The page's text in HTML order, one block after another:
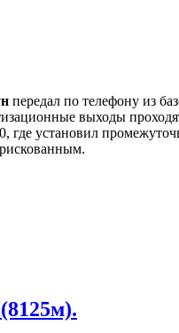
передал по телефону из
выходы
где установил